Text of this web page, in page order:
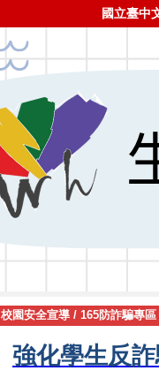
國立臺中
校園安全宣導 / 165防詐騙專區
強化學生反